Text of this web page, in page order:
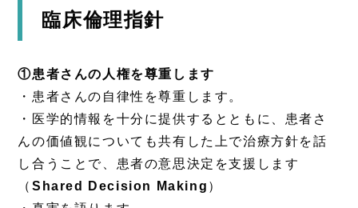
臨床倫理指針
①患者さんの人権を尊重します
・患者さんの自律性を尊重します。
・医学的情報を十分に提供するとともに、患者さ
んの価値観についても共有した上で治療方針を話
し合うことで、患者の意思決定を支援します
（ Shared Decision Making ）